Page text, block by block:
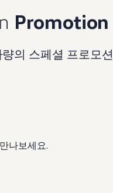
의 스페셜 프로모
나보세요.